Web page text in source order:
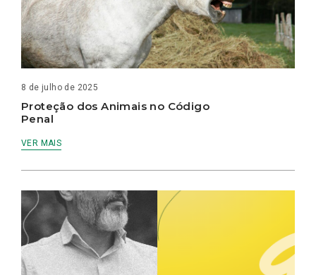
8 de julho de 2025
Proteção dos Animais no Código
Penal
VER MAIS